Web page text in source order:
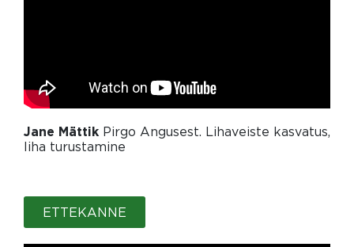
Jane Mättik Pirgo Angusest. Lihaveiste kasvatus,
liha turustamine
ETTEKANNE